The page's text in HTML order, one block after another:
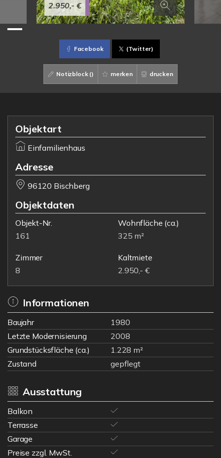
2.950,- €
Facebook (Twitter)
Notizblock () merken drucken
Objektart
Einfamilienhaus
Adresse
96120 Bischberg
Objektdaten
Objekt-Nr.
161
Wohnfläche (ca.)
325 m²
Zimmer
8
Kaltmiete
2.950,- €
Informationen
Baujahr
1980
Letzte Modernisierung
2008
Grundstücksfläche (ca.)
1.228 m²
Zustand
gepflegt
Ausstattung
Balkon
Terrasse
Garage
Preise zzgl. MwSt.